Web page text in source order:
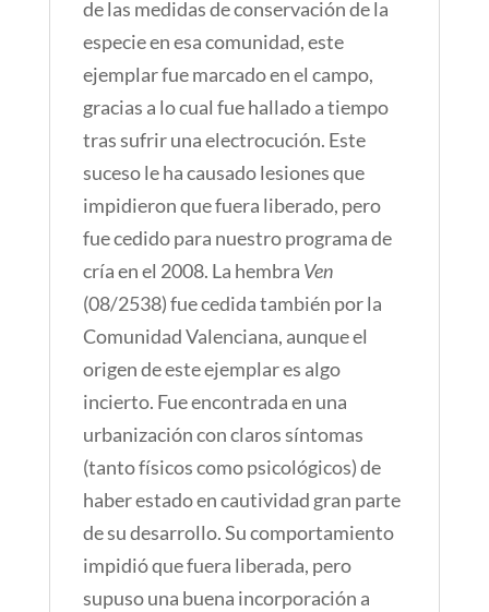
de las medidas de conservación de la
especie en esa comunidad, este
ejemplar fue marcado en el campo,
gracias a lo cual fue hallado a tiempo
tras sufrir una electrocución. Este
suceso le ha causado lesiones que
impidieron que fuera liberado, pero
fue cedido para nuestro programa de
cría en el 2008. La hembra Ven
(08/2538) fue cedida también por la
Comunidad Valenciana, aunque el
origen de este ejemplar es algo
incierto. Fue encontrada en una
urbanización con claros síntomas
(tanto físicos como psicológicos) de
haber estado en cautividad gran parte
de su desarrollo. Su comportamiento
impidió que fuera liberada, pero
supuso una buena incorporación a